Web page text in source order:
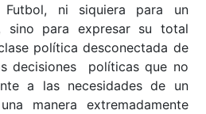
ni siquiera para un
sino para expresar su total
política desconectada de
decisiones políticas que no
a las necesidades de un
manera extremadamente